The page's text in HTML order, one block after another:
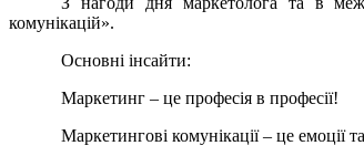
комунікацій».
Основні інсайти:
Маркетинг – це професія в професії!
Маркетингові комунікації – це емоції